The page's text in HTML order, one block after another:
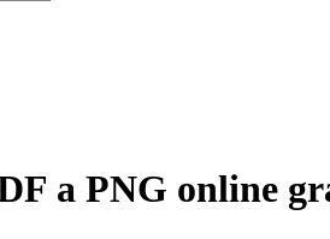
a PNG online